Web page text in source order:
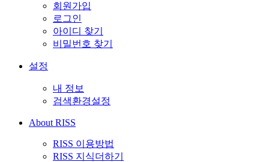
회원가입
로그인
아이디 찾기
비밀번호 찾기
설정
내 정보
검색환경설정
About RISS
RISS 이용방법
RISS 지식더하기